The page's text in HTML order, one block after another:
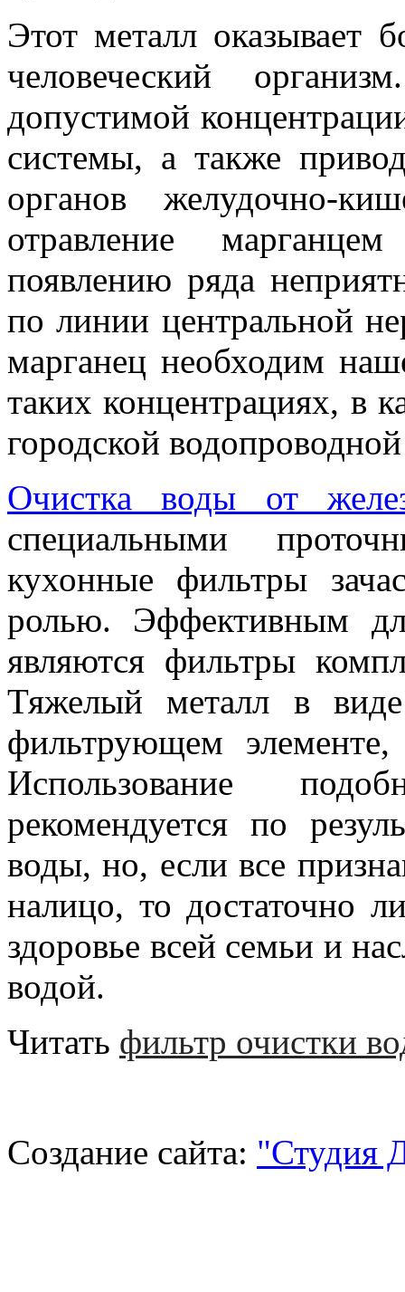
Этот металл оказывает
человеческий
допустимой
системы, а также
органов желудочно-
отравление
появлению ряда
по линии центральной
марганец необходим
таких концентрациях, в
городской
Очистка воды от
специальными
кухонные фильтры
ролью. Эффективным
являются фильтры
Тяжелый металл в
фильтрующем
Использование
рекомендуется по
воды, но, если все
налицо, то достаточно
здоровье всей семьи и
водой.
Читать фильтр очистки
Создание сайта: "Студия